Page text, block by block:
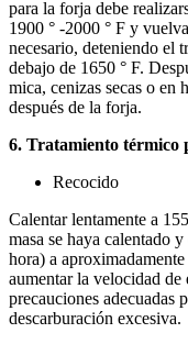
para la forja debe
1900 ° -2000 ° F y
necesario, deteniendo el
debajo de 1650 ° F.
mica, cenizas secas o en
después de la forja.
6. Tratamiento térmico
Recocido
Calentar lentamente a
masa se haya calentado
hora) a
aumentar la velocidad de
precauciones adecuadas
descarburación excesiva.